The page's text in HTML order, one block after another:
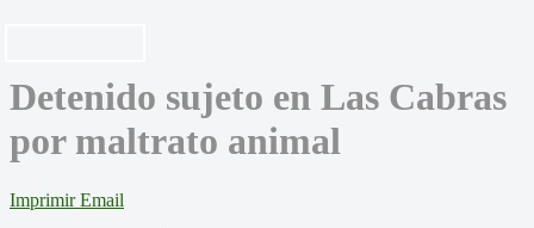
Detenido sujeto en Las Cabras
por maltrato animal
Imprimir Email